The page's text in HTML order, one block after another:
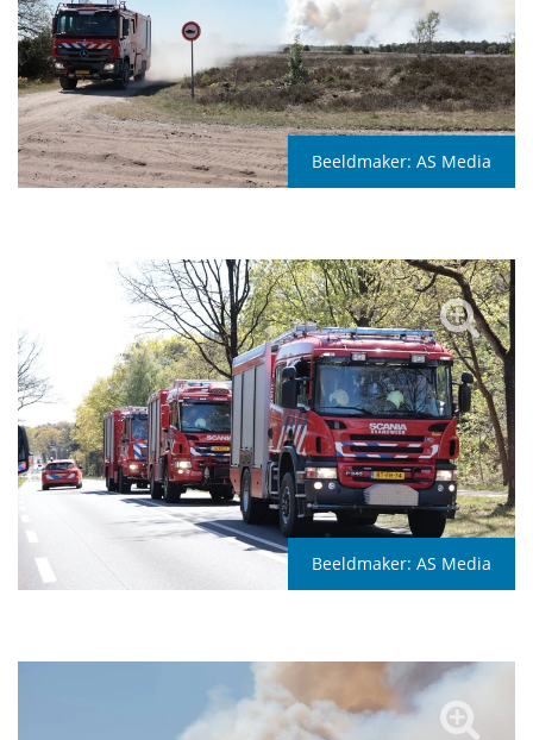
Beeldmaker: AS Media
Beeldmaker: AS Media